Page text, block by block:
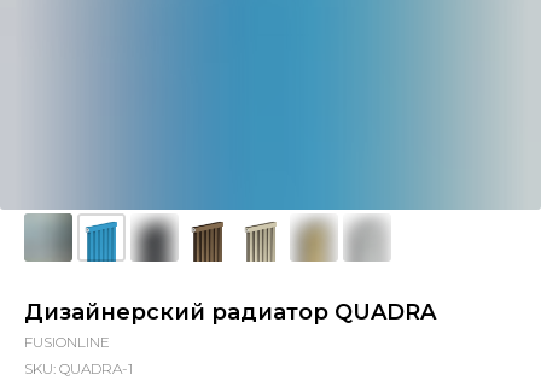
Дизайнерский радиатор QUADRA
FUSIONLINE
SKU: QUADRA-1